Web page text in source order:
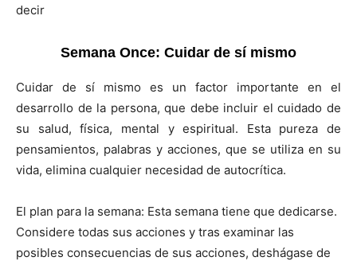
decir
Semana Once: Cuidar de sí mismo
Cuidar de sí mismo es un factor importante en el
desarrollo de la persona, que debe incluir el cuidado de
su salud, física, mental y espiritual. Esta pureza de
pensamientos, palabras y acciones, que se utiliza en su
vida, elimina cualquier necesidad de autocrítica.
El plan para la semana: Esta semana tiene que dedicarse.
Considere todas sus acciones y tras examinar las
posibles consecuencias de sus acciones, deshágase de